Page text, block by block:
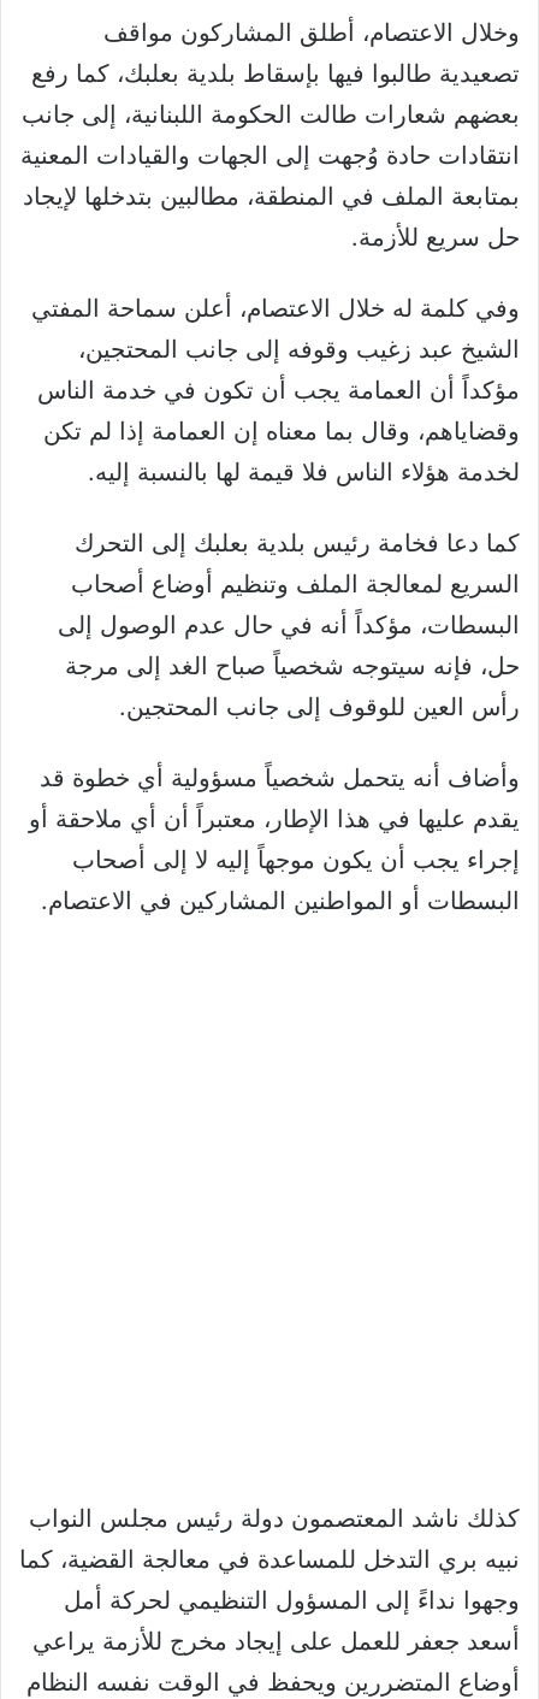
وخلال الاعتصام، أطلق المشاركون مواقف
تصعيدية طالبوا فيها بإسقاط بلدية بعلبك، كما رفع
بعضهم شعارات طالت الحكومة اللبنانية، إلى جانب
انتقادات حادة وُجهت إلى الجهات والقيادات المعنية
بمتابعة الملف في المنطقة، مطالبين بتدخلها لإيجاد
حل سريع للأزمة.
وفي كلمة له خلال الاعتصام، أعلن سماحة المفتي
الشيخ عبد زغيب وقوفه إلى جانب المحتجين،
مؤكداً أن العمامة يجب أن تكون في خدمة الناس
وقضاياهم، وقال بما معناه إن العمامة إذا لم تكن
لخدمة هؤلاء الناس فلا قيمة لها بالنسبة إليه.
كما دعا فخامة رئيس بلدية بعلبك إلى التحرك
السريع لمعالجة الملف وتنظيم أوضاع أصحاب
البسطات، مؤكداً أنه في حال عدم الوصول إلى
حل، فإنه سيتوجه شخصياً صباح الغد إلى مرجة
رأس العين للوقوف إلى جانب المحتجين.
وأضاف أنه يتحمل شخصياً مسؤولية أي خطوة قد
يقدم عليها في هذا الإطار، معتبراً أن أي ملاحقة أو
إجراء يجب أن يكون موجهاً إليه لا إلى أصحاب
البسطات أو المواطنين المشاركين في الاعتصام.
كذلك ناشد المعتصمون دولة رئيس مجلس النواب
نبيه بري التدخل للمساعدة في معالجة القضية، كما
وجهوا نداءً إلى المسؤول التنظيمي لحركة أمل
أسعد جعفر للعمل على إيجاد مخرج للأزمة يراعي
أوضاع المتضررين ويحفظ في الوقت نفسه النظام